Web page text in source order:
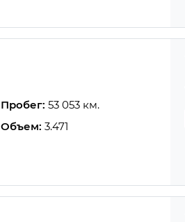
Пробег: 53 053 км.
Объем: 3.471